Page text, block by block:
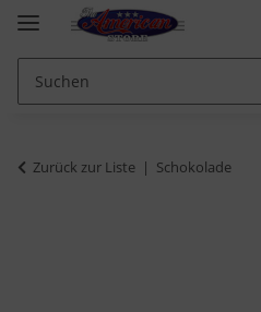
Zurück zur Liste Schokolade